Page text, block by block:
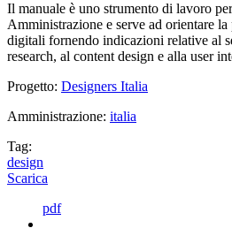
Il manuale è uno strumento di lavoro
Amministrazione e serve ad orientare
digitali fornendo indicazioni relative al
research, al content design e alla user
Progetto: Designers Italia
Amministrazione: italia
Tag:
design
Scarica
pdf